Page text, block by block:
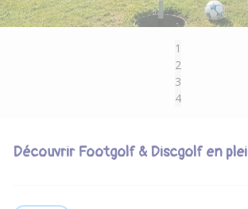
1
2
3
4
Découvrir Footgolf & Discgolf en